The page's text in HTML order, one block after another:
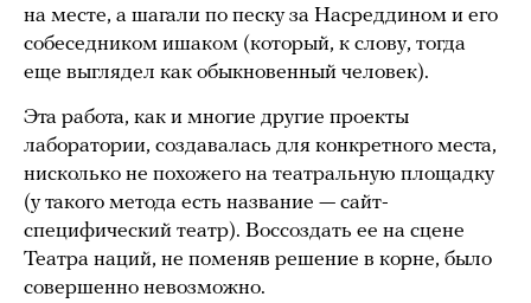
на месте, а шагали по песку за Насреддином и его
собеседником ишаком (который, к слову, тогда
еще выглядел как обыкновенный человек).
Эта работа, как и многие другие проекты
лаборатории, создавалась для конкретного места,
нисколько не похожего на театральную площадку
(у такого метода есть название — сайт-
специфический театр). Воссоздать ее на сцене
Театра наций, не поменяв решение в корне, было
совершенно невозможно.